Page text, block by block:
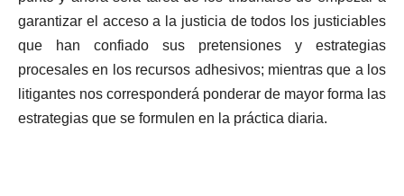
garantizar el acceso a la justicia de todos los justiciables
que han confiado sus pretensiones y estrategias
procesales en los recursos adhesivos; mientras que a los
litigantes nos corresponderá ponderar de mayor forma las
estrategias que se formulen en la práctica diaria.